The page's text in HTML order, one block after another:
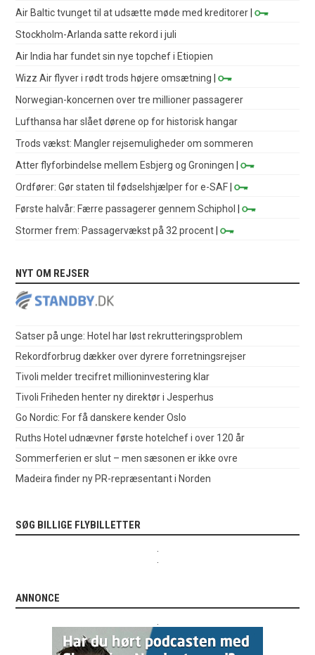
Air Baltic tvunget til at udsætte møde med kreditorer |
Stockholm-Arlanda satte rekord i juli
Air India har fundet sin nye topchef i Etiopien
Wizz Air flyver i rødt trods højere omsætning |
Norwegian-koncernen over tre millioner passagerer
Lufthansa har slået dørene op for historisk hangar
Trods vækst: Mangler rejsemuligheder om sommeren
Atter flyforbindelse mellem Esbjerg og Groningen |
Ordfører: Gør staten til fødselshjælper for e-SAF |
Første halvår: Færre passagerer gennem Schiphol
|
Stormer frem: Passagervækst på 32 procent |
NYT OM REJSER
Satser på unge: Hotel har løst rekrutteringsproblem
Rekordforbrug dækker over dyrere forretningsrejser
Tivoli melder trecifret millioninvestering klar
Tivoli Friheden henter ny direktør i Jesperhus
Go Nordic: For få danskere kender Oslo
Ruths Hotel udnævner første hotelchef i over 120 år
Sommerferien er slut – men sæsonen er ikke ovre
Madeira finder ny PR-repræsentant i Norden
SØG BILLIGE FLYBILLETTER
ANNONCE